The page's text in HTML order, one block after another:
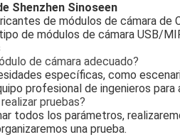
Shenzhen Sinoseen
de módulos de cámara de
de módulos de cámara USB/
de cámara adecuado?
específicas, como
profesional de ingenieros
pruebas?
todos los parámetros,
una prueba.